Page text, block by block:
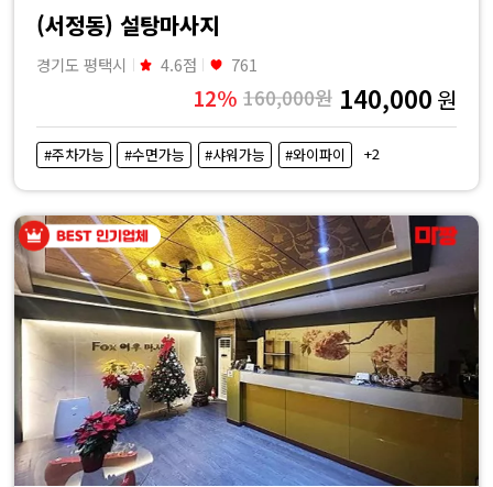
(서정동) 설탕마사지
경기도 평택시 4.6점 761
12% 160,000원 140,000 원
#주차가능 #수면가능 #샤워가능 #와이파이 +2